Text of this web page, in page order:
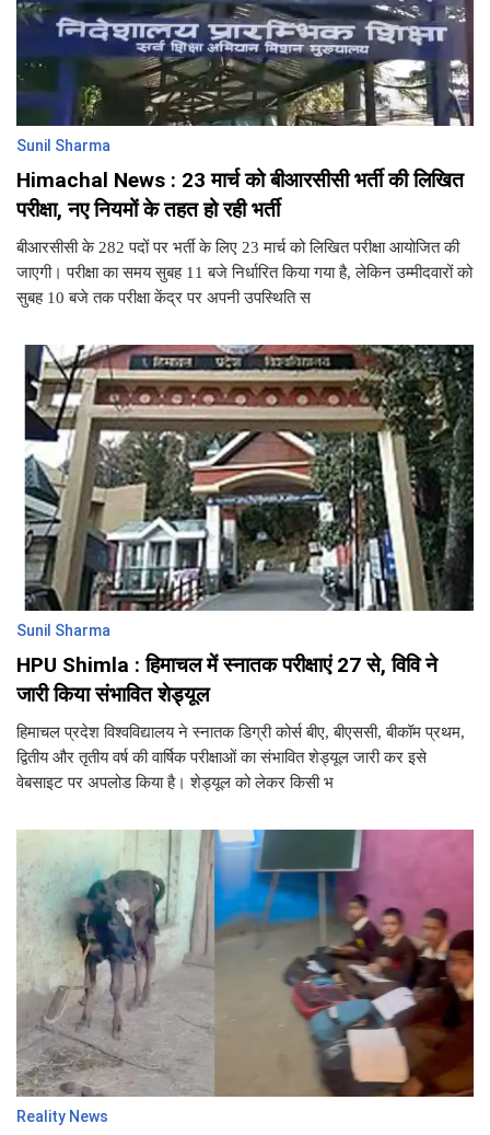
Sunil Sharma
Himachal News : 23 मार्च को बीआरसीसी भर्ती की लिखित
परीक्षा, नए नियमों के तहत हो रही भर्ती
बीआरसीसी के 282 पदों पर भर्ती के लिए 23 मार्च को लिखित परीक्षा आयोजित की
जाएगी। परीक्षा का समय सुबह 11 बजे निर्धारित किया गया है, लेकिन उम्मीदवारों को
सुबह 10 बजे तक परीक्षा केंद्र पर अपनी उपस्थिति स
Sunil Sharma
HPU Shimla : हिमाचल में स्नातक परीक्षाएं 27 से, विवि ने
जारी किया संभावित शेड्यूल
हिमाचल प्रदेश विश्वविद्यालय ने स्नातक डिग्री कोर्स बीए, बीएससी, बीकॉम प्रथम,
द्वितीय और तृतीय वर्ष की वार्षिक परीक्षाओं का संभावित शेड्यूल जारी कर इसे
वेबसाइट पर अपलोड किया है। शेड्यूल को लेकर किसी भ
Reality News